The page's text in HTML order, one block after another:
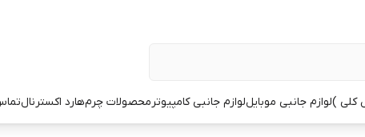
کلی )لوازم جانبی موبایللوازم جانبی کامپیوترمحصولات چرمهارد اکسترنال